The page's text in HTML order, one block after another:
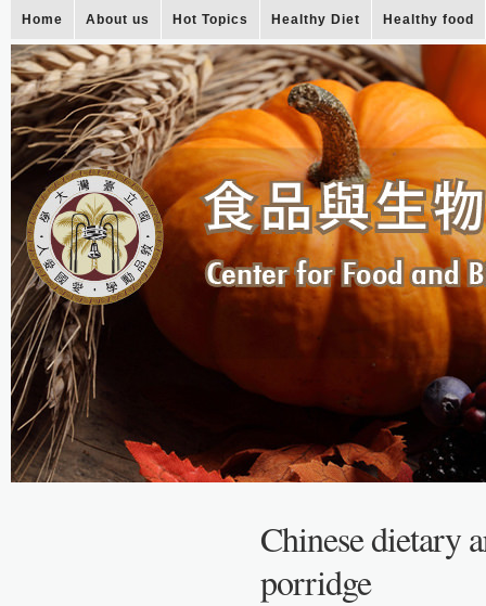
Home About us Hot Topics Healthy Diet Healthy food
Chinese dietary
porridge